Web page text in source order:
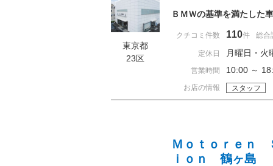
東京都
23区
ＢＭＷの基準を満たした
クチコミ件数 110件 総合
定休日 月曜日・火
営業時間 10:00 ～
お店の情報 スタッフ
Ｍｏｔｏｒｅｎ
ｉｏｎ 鶴ヶ島